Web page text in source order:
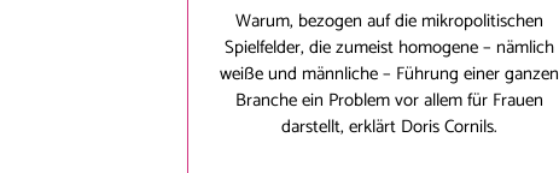
Warum, bezogen auf die mikropolitischen
Spielfelder, die zumeist homogene – nämlich
weiße und männliche – Führung einer ganzen
Branche ein Problem vor allem für Frauen
darstellt, erklärt Doris Cornils.